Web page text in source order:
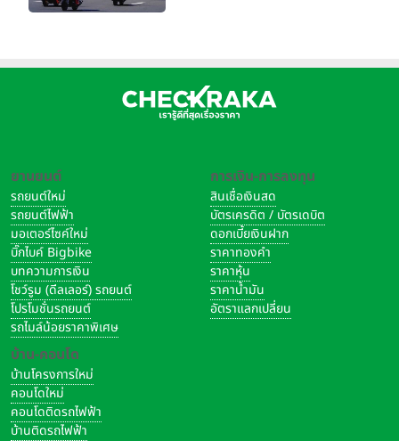
ยานยนต์
รถยนต์ใหม่
รถยนต์ไฟฟ้า
มอเตอร์ไซค์ใหม่
บิ๊กไบค์ Bigbike
บทความการเงิน
โชว์รูม (ดีลเลอร์) รถยนต์
โปรโมชั่นรถยนต์
รถไมล์น้อยราคาพิเศษ
บ้าน-คอนโด
บ้านโครงการใหม่
คอนโดใหม่
คอนโดติดรถไฟฟ้า
บ้านติดรถไฟฟ้า
การเงิน-การลงทุน
สินเชื่อเงินสด
บัตรเครดิต / บัตรเดบิต
ดอกเบี้ยเงินฝาก
ราคาทองคำ
ราคาหุ้น
ราคาน้ำมัน
อัตราแลกเปลี่ยน